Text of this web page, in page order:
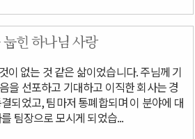
힌 하나님 사랑
이 없는 것 같은 삶이었습니다. 주님께 기
을 선포하고 기대하고 이직한 회사는 경
되었고, 팀마저 통폐합되며 이 분야에 대
팀장으로 모시게 되었습...